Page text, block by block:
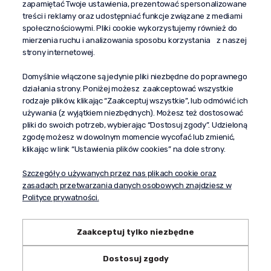
kontakt@propaganda24h.pl
“Propaganda"
al. Komisji Edukacji Narodowej 51/U5
02-797 Warszawa
Pomoc
Dostawa
Moje konto
O firmie
zapamiętać Twoje ustawienia, prezentować spersonalizowane
treści i reklamy oraz udostępniać funkcje związane z mediami
społecznościowymi. Pliki cookie wykorzystujemy również do
mierzenia ruchu i analizowania sposobu korzystania z naszej
strony internetowej.
Domyślnie włączone są jedynie pliki niezbędne do poprawnego
działania strony. Poniżej możesz zaakceptować wszystkie
rodzaje plików, klikając “Zaakceptuj wszystkie”, lub odmówić ich
używania (z wyjątkiem niezbędnych). Możesz też dostosować
pliki do swoich potrzeb, wybierając “Dostosuj zgody”. Udzieloną
zgodę możesz w dowolnym momencie wycofać lub zmienić,
klikając w link “Ustawienia plików cookies” na dole strony.
Szczegóły o używanych przez nas plikach cookie oraz
zasadach przetwarzania danych osobowych znajdziesz w
Polityce prywatności.
Zaakceptuj tylko niezbędne
Dostosuj zgody